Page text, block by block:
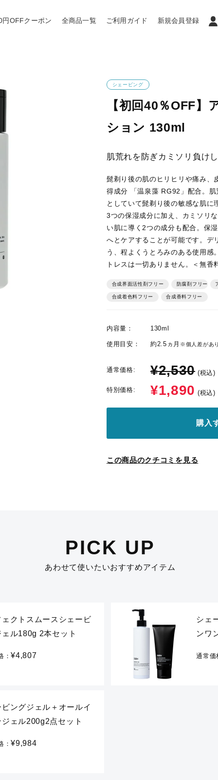
OFFクーポン 全商品一覧 ご利用ガイド 新規会員登録
シェービング
【初回40％OFF】
ション 130ml
肌荒れを防ぎカミソリ負け
髭剃り後の肌のヒリヒリや痛み、
得成分 「温泉藻 RG92」配合。
としていて髭剃り後の敏感な肌に
3つの保湿成分に加え、カミソリ
い肌に導く2つの成分も配合。保
へとケアすることが可能です。デ
う、程よくうとろみのある使用感
トレスは一切ありません。＜無香
合成界面活性剤フリー 防腐剤フリー
合成着色料フリー 合成香料フリー
内容量： 130ml
使用目安： 約2.5ヵ月 ※個人差があ
通常価格: ¥2,530 (税込)
特別価格: ¥1,890 (税込)
購入
この商品のクチコミを見る
PICK UP
あわせて使いたいおすすめアイテム
クトスムースシェービ
ル180g 2本セット
：¥4,807
シェ
ンワ
通常価
ングジェル＋オールイ
ェル200g2点セット
：¥9,984